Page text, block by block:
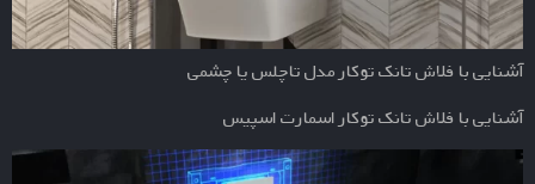
آشنایی با فلاش تانک توکار مدل تاچلس یا چشمی
آشنایی با فلاش تانک توکار اسمارت اسپیس